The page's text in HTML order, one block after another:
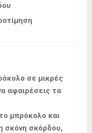
σε μικρές
αφαιρέσεις τα
μπρόκολο και
σκόνη σκόρδου,